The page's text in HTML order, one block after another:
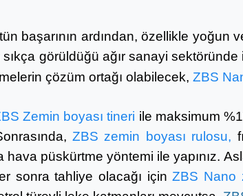
başarının ardından, özellikle yoğun
görüldüğü ağır sanayi
çözüm ortağı olabilecek, ZBS
Zemin boyası tineri ile maksimum
ZBS zemin boyası rulosu,
püskürtme yöntemi ile yapınız.
sonra tahliye olacağı için ZBS Nano